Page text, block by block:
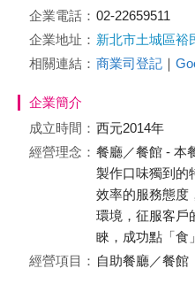
企業電話： 02-22659511
企業地址： 新北市土城區裕
相關連結： 商業司登記 ｜
企業簡介
成立時間： 西元2014年
經營理念： 餐廳／餐館 - 本
製作口味獨到的
效率的服務態度
環境，征服客戶
睞，成功點「食
經營項目： 自助餐廳／餐館